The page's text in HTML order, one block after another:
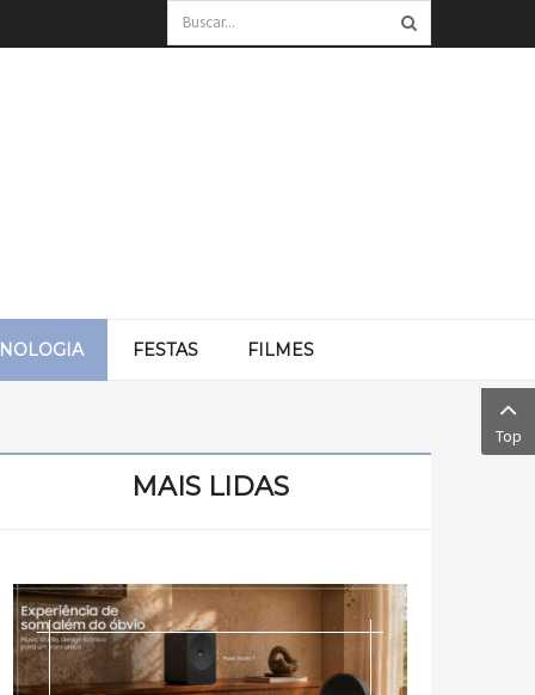
FESTAS FILMES
MAIS LIDAS
Top